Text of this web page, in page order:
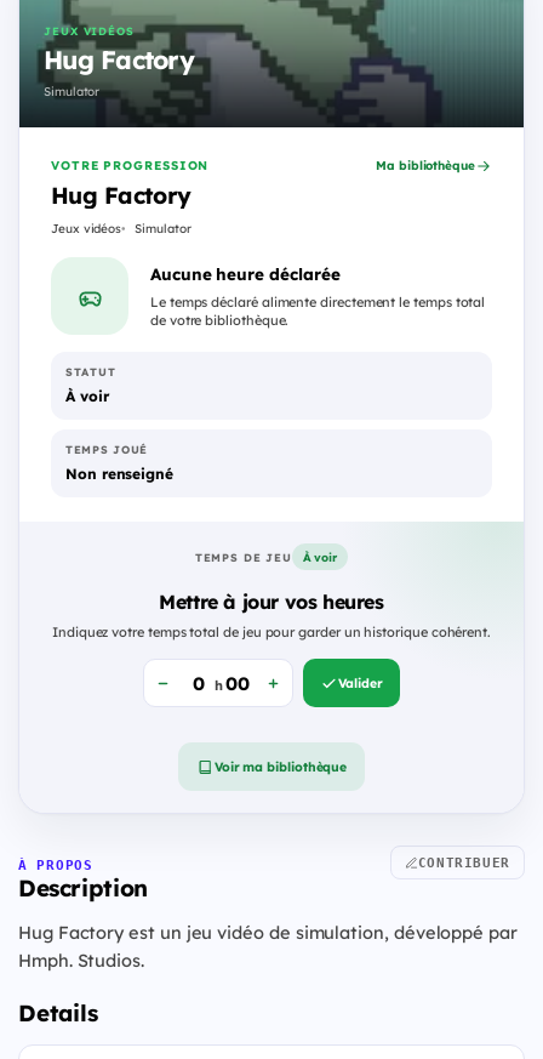
JEUX VIDÉOS
Hug Factory
Simulator
VOTRE PROGRESSION
Hug Factory
Jeux vidéos Simulator
Ma bibliothèque
Aucune heure déclarée
Le temps déclaré alimente directement le temps total
de votre bibliothèque.
STATUT
À voir
TEMPS JOUÉ
Non renseigné
TEMPS DE JEU À voir
Mettre à jour vos heures
Indiquez votre temps total de jeu pour garder un historique cohérent.
h Valider
Voir ma bibliothèque
À PROPOS
Description
CONTRIBUER
Hug Factory est un jeu vidéo de simulation, développé par
Hmph. Studios.
Details